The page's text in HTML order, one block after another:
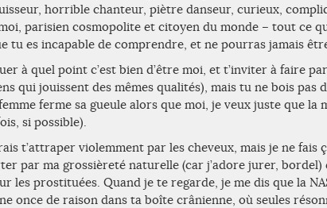
horrible chanteur, piètre danseur, curieux,
parisien cosmopolite et citoyen du monde – tout ce
tu es incapable de comprendre, et ne pourras jamais
à quel point c’est bien d’être moi, et t’inviter à faire
qui jouissent des mêmes qualités), mais tu ne bois pas
ferme sa gueule alors que moi, je veux juste que la
si possible).
t’attraper violemment par les cheveux, mais je ne fais
par ma grossièreté naturelle (car j’adore jurer,
les prostituées. Quand je te regarde, je me dis que la
once de raison dans ta boîte crânienne, où seules